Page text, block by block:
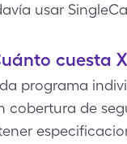
usar
cuesta
programa
cobertura de